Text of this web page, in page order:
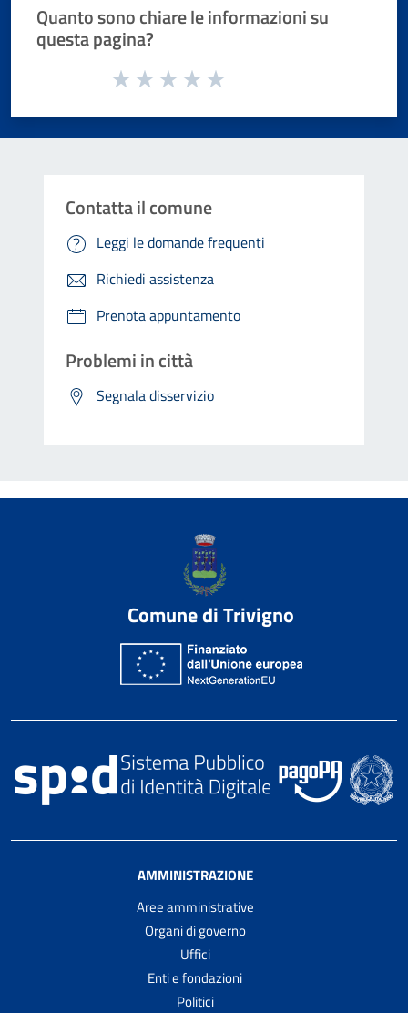
Quanto sono chiare le informazioni su
questa pagina?
Valuta da 1 a 5 stelle la pagina
Contatta il comune
Leggi le domande frequenti
Richiedi assistenza
Prenota appuntamento
Problemi in città
Segnala disservizio
Comune di Trivigno
AMMINISTRAZIONE
Aree amministrative
Organi di governo
Uffici
Enti e fondazioni
Politici